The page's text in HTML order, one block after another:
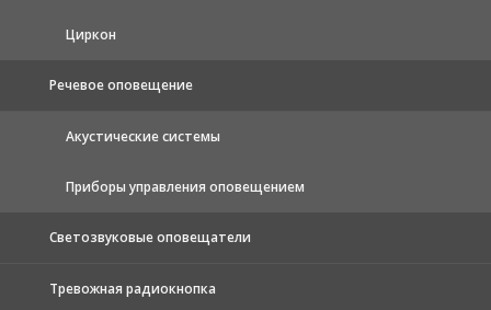
Циркон
Речевое оповещение
Акустические системы
Приборы управления оповещением
Светозвуковые оповещатели
Тревожная радиокнопка